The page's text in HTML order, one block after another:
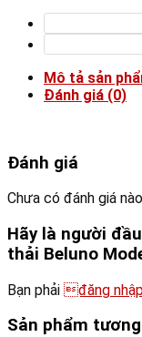
Mô tả sản
Đánh giá (0)
Đánh giá
Chưa có đánh giá
Hãy là người
thải Beluno
Bạn phải đăng
Sản phẩm